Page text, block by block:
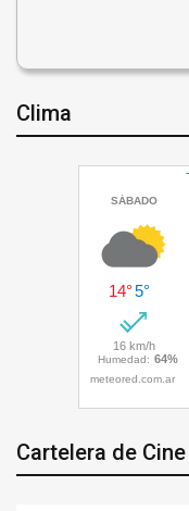
Clima
Cartelera de Cine